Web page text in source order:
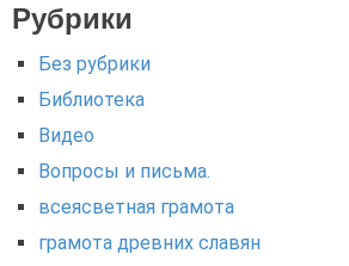
Рубрики
Без рубрики
Библиотека
Видео
Вопросы и письма.
всеясветная грамота
грамота древних славян